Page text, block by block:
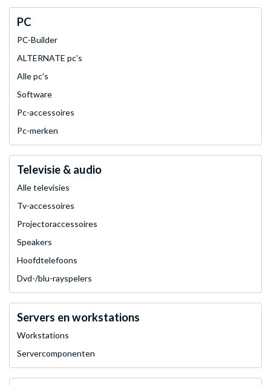
PC
PC-Builder
ALTERNATE pc's
Alle pc's
Software
Pc-accessoires
Pc-merken
Televisie & audio
Alle televisies
Tv-accessoires
Projectoraccessoires
Speakers
Hoofdtelefoons
Dvd-/blu-rayspelers
Servers en workstations
Workstations
Servercomponenten